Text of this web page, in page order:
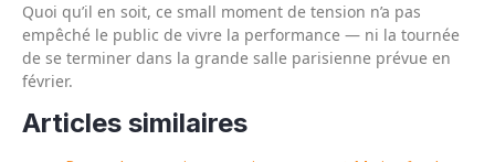
Quoi qu’il en soit, ce small moment de tension n’a pas
empêché le public de vivre la performance — ni la tournée
de se terminer dans la grande salle parisienne prévue en
février.
Articles similaires